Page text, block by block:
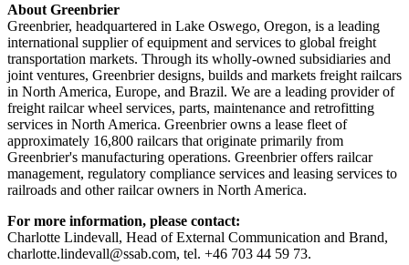
About Greenbrier
Greenbrier, headquartered in Lake Oswego, Oregon, is a leading
international supplier of equipment and services to global freight
transportation markets. Through its wholly-owned subsidiaries and
joint ventures, Greenbrier designs, builds and markets freight railcars
in North America, Europe, and Brazil. We are a leading provider of
freight railcar wheel services, parts, maintenance and retrofitting
services in North America. Greenbrier owns a lease fleet of
approximately 16,800 railcars that originate primarily from
Greenbrier's manufacturing operations. Greenbrier offers railcar
management, regulatory compliance services and leasing services to
railroads and other railcar owners in North America.
For more information, please contact:
Charlotte Lindevall, Head of External Communication and Brand,
charlotte.lindevall@ssab.com, tel. +46 703 44 59 73.